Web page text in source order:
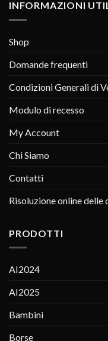
INFORMAZIONI
Shop
Domande frequenti
Condizioni Generali di
Modulo di recesso
My Account
Chi Siamo
Contatti
Risoluzione online delle
PRODOTTI
AI2024
AI2025
Bambini
Borse